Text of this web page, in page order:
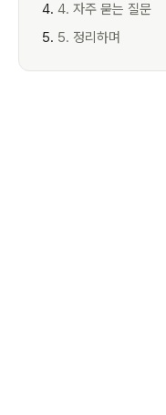
4. 자주 묻는 질문
5. 정리하며